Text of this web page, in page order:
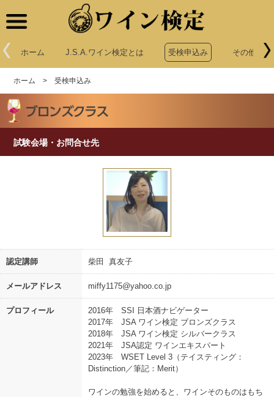
ホーム J.S.A.ワイン検定とは 受検申込み その他申込
ホーム >受検申込み
試験会場・お問合せ先
認定講師 柴田 真友子
メールアドレス miffy1175@yahoo.co.jp
プロフィール
2016年 SSI 日本酒ナビゲーター
2017年 JSA ワイン検定 ブロンズクラス
2018年 JSA ワイン検定 シルバークラス
2021年 JSA認定 ワインエキスパート
2023年 WSET Level 3（テイスティング：
Distinction／筆記：Merit）
ワインの勉強を始めると、ワインそのものはもち